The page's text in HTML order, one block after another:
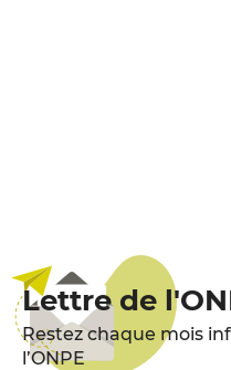
Lettre de
Restez chaque mois
l’ONPE